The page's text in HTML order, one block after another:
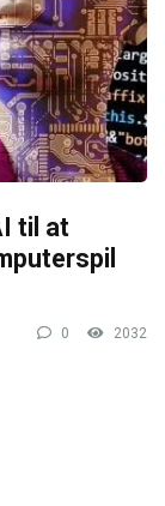
til at
0 2032